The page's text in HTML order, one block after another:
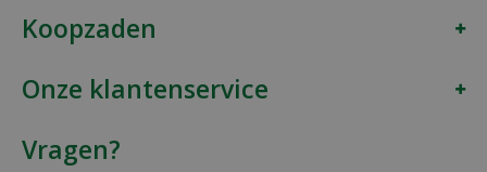
Koopzaden
Onze klantenservice
Vragen?